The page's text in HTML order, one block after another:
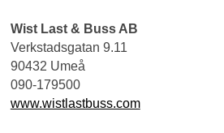
Wist Last & Buss AB
Verkstadsgatan 9.11
90432 Umeå
090-179500
www.wistlastbuss.com